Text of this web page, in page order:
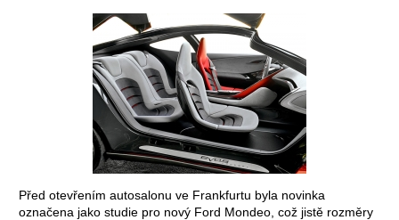
Před otevřením autosalonu ve Frankfurtu byla novinka
označena jako studie pro nový Ford Mondeo, což jistě rozměry